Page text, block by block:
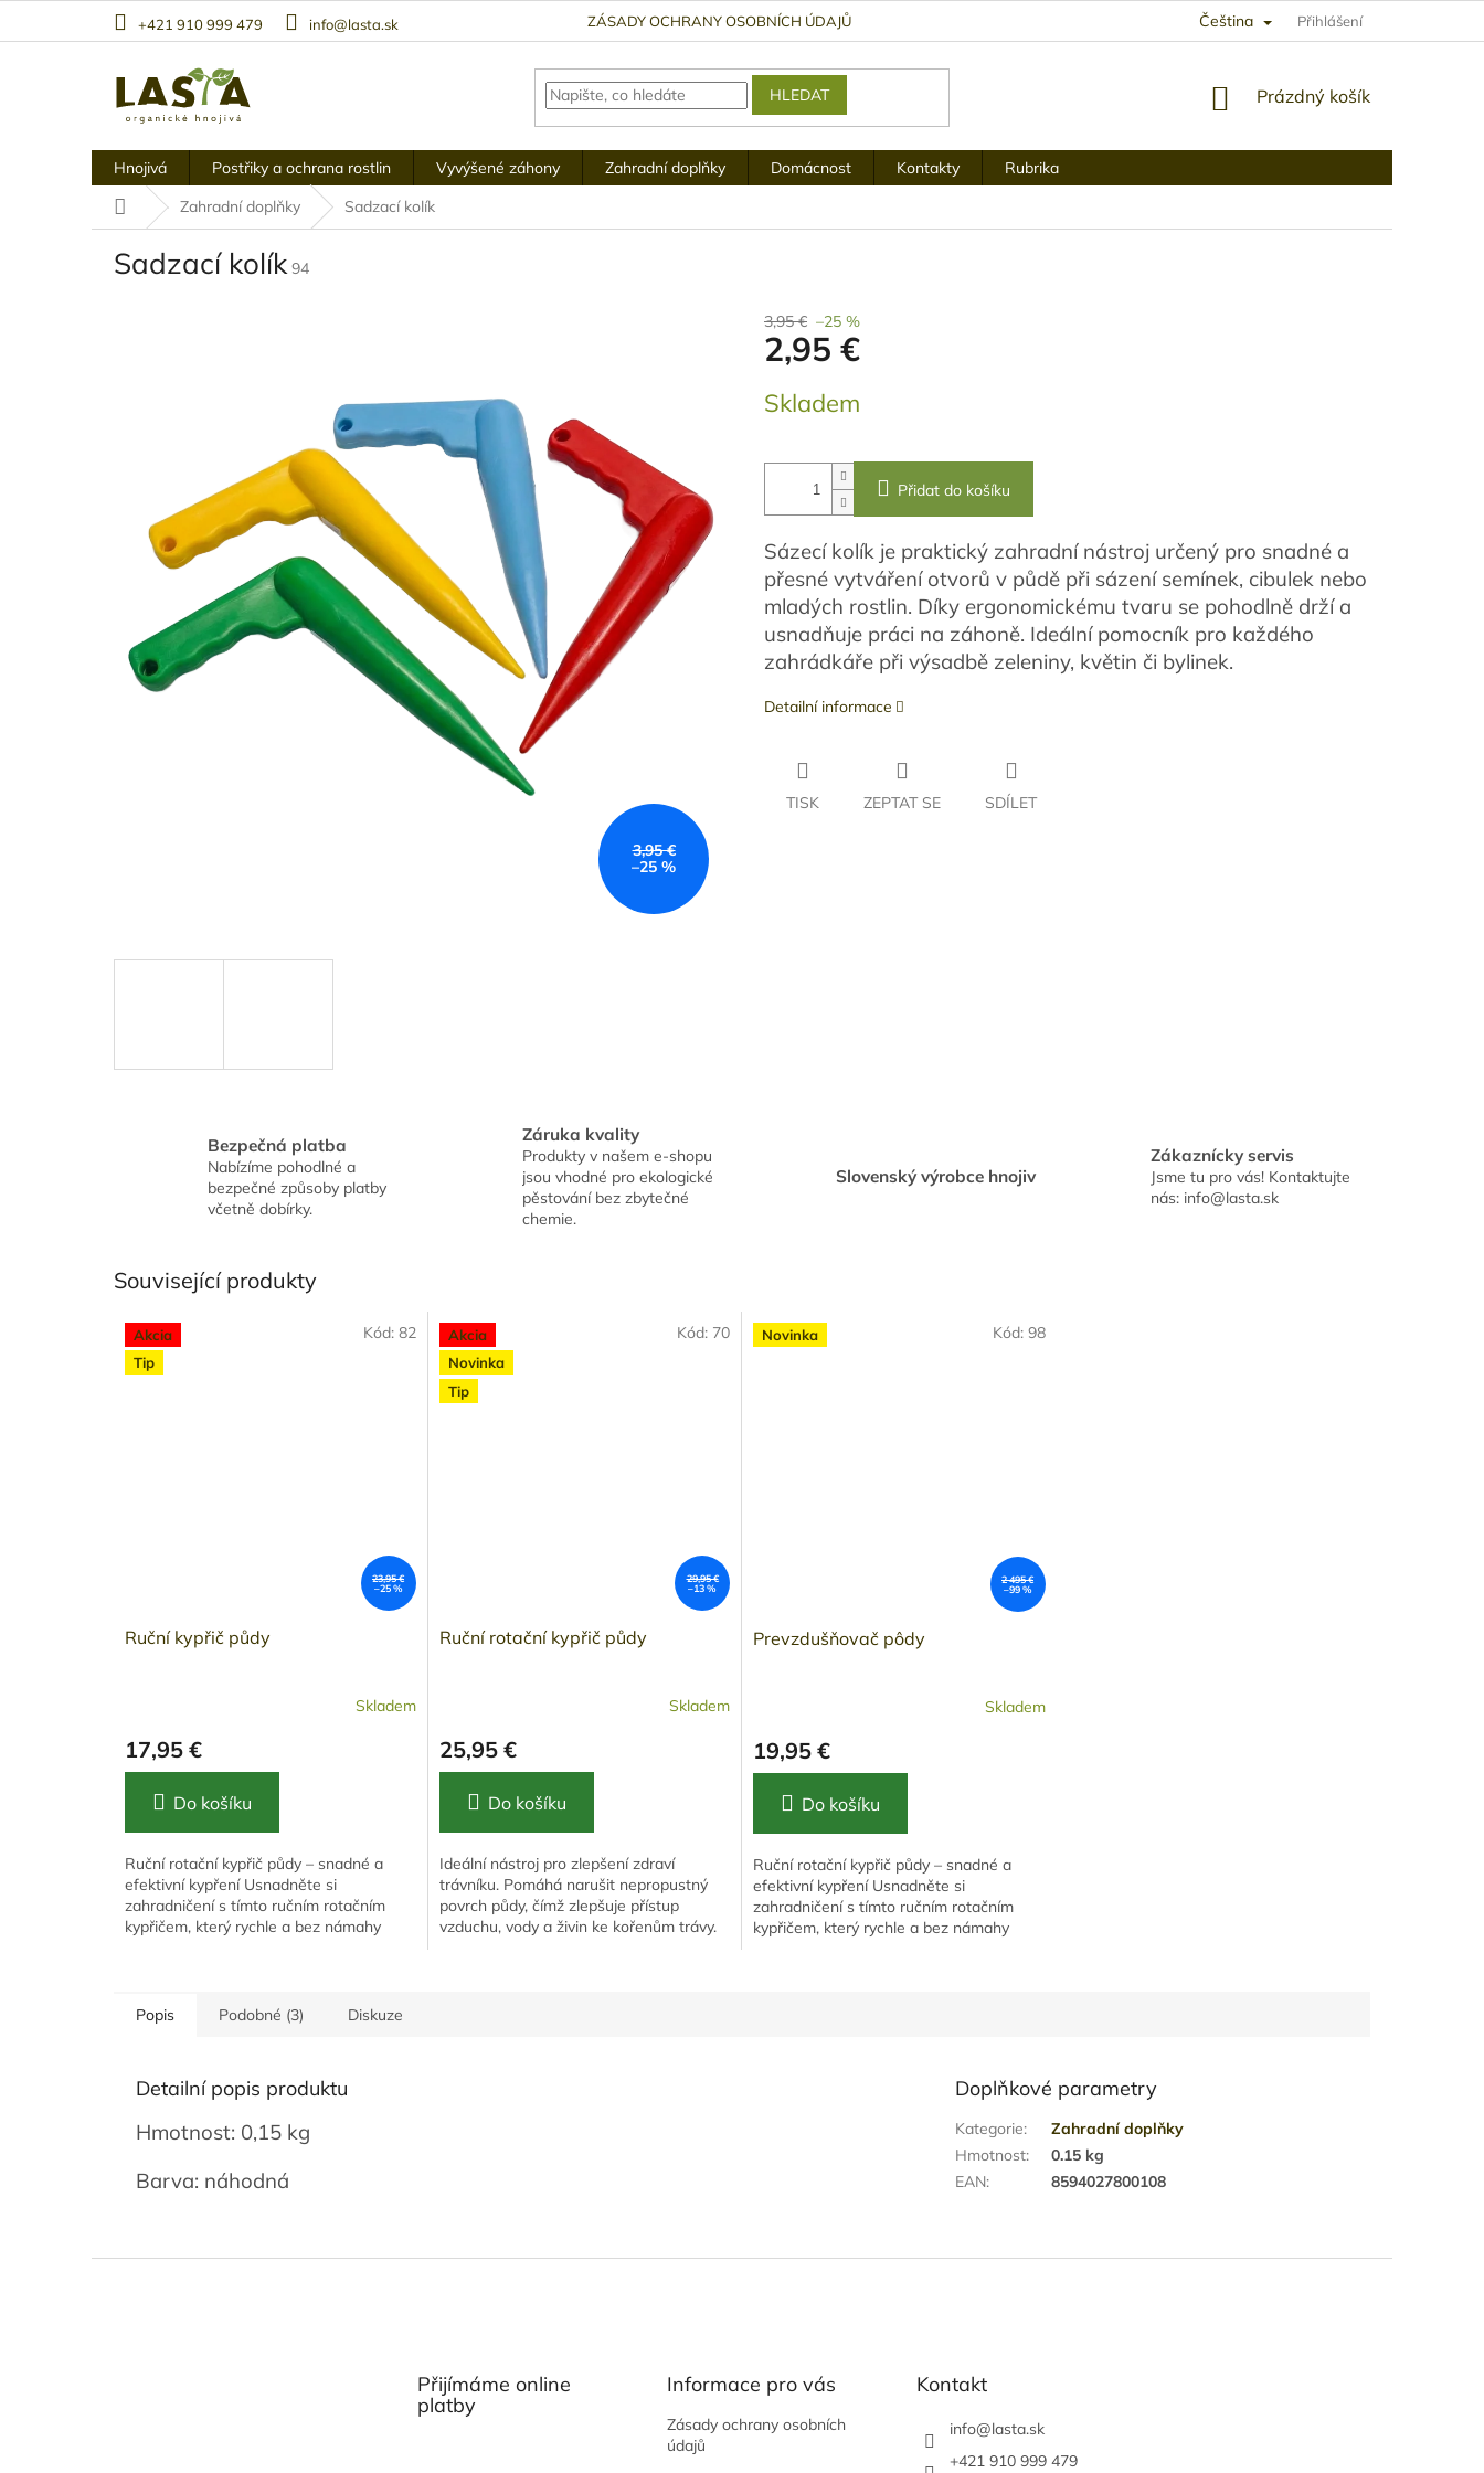
+421 910 999 479 info@lasta.sk ZÁSADY OCHRANY OSOBNÍCH ÚDAJŮ Čeština Přihlášení
HLEDAT
NÁKUPNÍ
Prázdný košík
Hnojivá Postřiky a ochrana rostlin Vyvýšené záhony Zahradní doplňky Domácnost Kontakty
Rubrika
Domů Zahradní doplňky Sadzací kolík
Sadzací kolík 94
3,95 €
–25 %
3,95 € –25 %
2,95 €
cena:
Skladem
Přidat do košíku
Sázecí kolík je praktický zahradní nástroj určený pro snadné a
přesné vytváření otvorů v půdě při sázení semínek, cibulek nebo
mladých rostlin. Díky ergonomickému tvaru se pohodlně drží a
usnadňuje práci na záhoně. Ideální pomocník pro každého
zahrádkáře při výsadbě zeleniny, květin či bylinek.
Detailní informace
TISK ZEPTAT SE SDÍLET
Bezpečná platba
Nabízíme pohodlné a
bezpečné způsoby platby
včetně dobírky.
Záruka kvality
Produkty v našem e-shopu
jsou vhodné pro ekologické
pěstování bez zbytečné
chemie.
Slovenský výrobce hnojiv
Zákaznícky servis
Jsme tu pro vás! Kontaktujte
nás: info@lasta.sk
Související produkty
Akcia
Tip
23,95 €
–25 %
Ruční kypřič půdy
Skladem
17,95 €
Do košíku
Ruční rotační kypřič půdy – snadné a
efektivní kypření Usnadněte si
zahradničení s tímto ručním rotačním
kypřičem, který rychle a bez námahy
Kód: 82
Akcia
Novinka
Tip
29,95 €
–13 %
Ruční rotační kypřič půdy
Skladem
25,95 €
Do košíku
Ideální nástroj pro zlepšení zdraví
trávníku. Pomáhá narušit nepropustný
povrch půdy, čímž zlepšuje přístup
vzduchu, vody a živin ke kořenům trávy.
Kód: 70 Novinka
2 495 €
–99 %
Prevzdušňovač pôdy
Skladem
19,95 €
Do košíku
Ruční rotační kypřič půdy – snadné a
efektivní kypření Usnadněte si
zahradničení s tímto ručním rotačním
kypřičem, který rychle a bez námahy
Kód: 98
Popis Podobné (3) Diskuze
Detailní popis produktu
Hmotnost: 0,15 kg
Barva: náhodná
Doplňkové parametry
Kategorie:
Zahradní doplňky
Hmotnost:
0.15 kg
EAN: 8594027800108
Přijímáme online
platby
Informace pro vás
Zásady ochrany osobních
údajů
Kontakt
info@lasta.sk
+421 910 999 479